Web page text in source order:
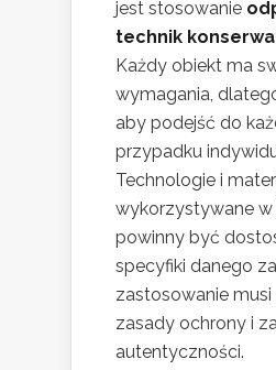
jest stosowanie
technik
Każdy obiekt ma
wymagania,
aby podejść do
przypadku
Technologie i
wykorzystywane w
powinny być
specyfiki danego
zastosowanie
zasady ochrony i
autentyczności.